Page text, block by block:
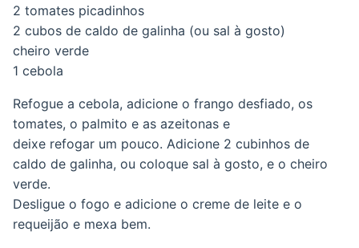
2 tomates picadinhos
2 cubos de caldo de galinha (ou sal à gosto)
cheiro verde
1 cebola
Refogue a cebola, adicione o frango desfiado, os
tomates, o palmito e as azeitonas e
deixe refogar um pouco. Adicione 2 cubinhos de
caldo de galinha, ou coloque sal à gosto, e o cheiro
verde.
Desligue o fogo e adicione o creme de leite e o
requeijão e mexa bem.